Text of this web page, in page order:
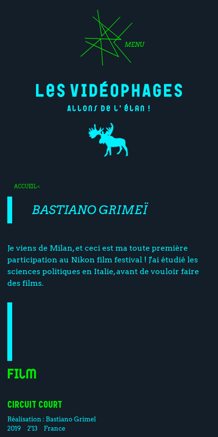
MENU
Allons de l'élan !
ACCUEIL<
BASTIANO GRIMEÏ
Je viens de Milan, et ceci est ma toute première
participation au Nikon film festival ! J'ai étudié les
sciences politiques en Italie, avant de vouloir faire
des films.
Film
CIRCUIT COURT
Réalisation : Bastiano Grimeï
2019
2'13 France